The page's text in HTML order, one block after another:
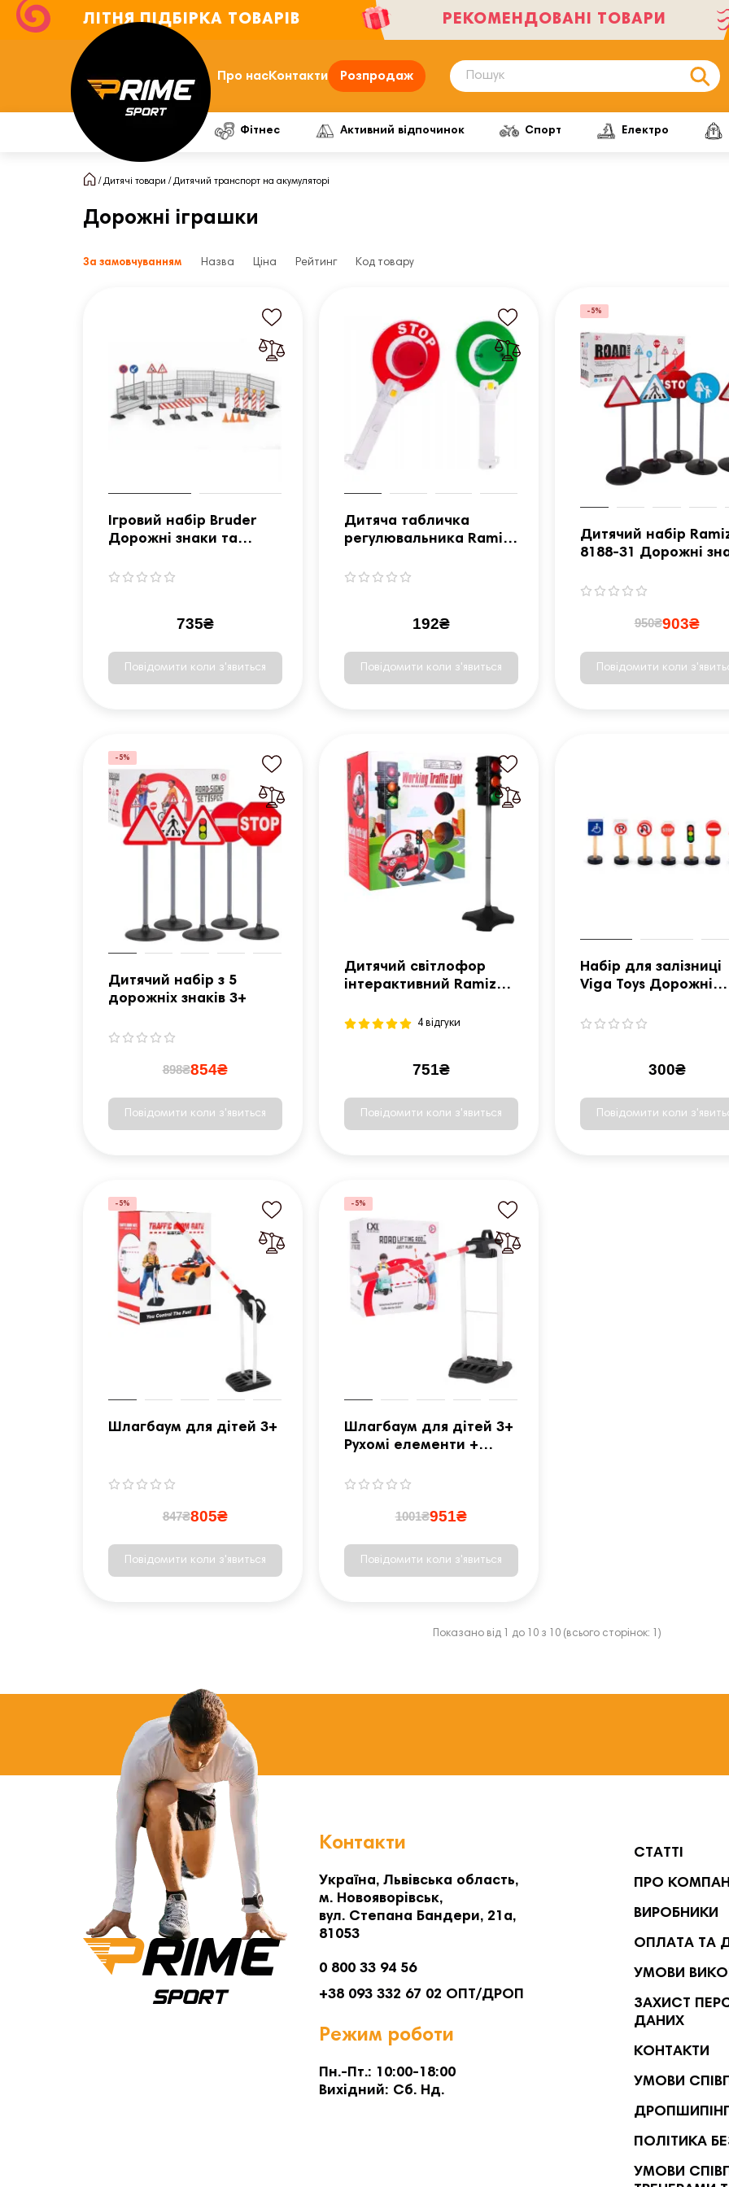
ЛІТНЯ ПІДБІРКА ТОВАРІВ РЕКОМЕНДОВАНІ ТОВАРИ
Про насКонтакти Розпродаж
Фітнес Активний відпочинок Спорт Електро
Дитячі товари Дитячий транспорт на акумуляторі
Дорожні іграшки
За замовчуванням Назва Ціна Рейтинг Код товару
Ігровий набір Bruder
Дорожні знаки та
735₴
Повідомити коли з'явиться
Дитяча табличка
регулювальника Ramiz
192₴
Повідомити коли з'явиться
-5%
Дитячий набір
8188-31 Дорожні
950₴903₴
Повідомити коли
-5%
Дитячий набір з 5
дорожніх знаків 3+
898₴854₴
Повідомити коли з'явиться
Дитячий світлофор
інтерактивний Ramiz
4 відгуки
751₴
Повідомити коли з'явиться
Набір для залізниці
Viga Toys Дорожні
300₴
Повідомити коли
-5%
Шлагбаум для дітей 3+
847₴805₴
Повідомити коли з'явиться
-5%
Шлагбаум для дітей 3+
Рухомі елементи +
1001₴951₴
Повідомити коли з'явиться
Показано від 1 до 10 з 10 (всього сторінок: 1)
Контакти
Україна, Львівська область,
м. Новояворівськ,
вул. Степана Бандери, 21а,
81053
0 800 33 94 56
+38 093 332 67 02 ОПТ/ДРОП
Режим роботи
Пн.-Пт.: 10:00-18:00
Вихідний: Сб. Нд.
СТАТТІ
ПРО
ВИРОБНИКИ
ОПЛАТА ТА
УМОВИ
ЗАХИСТ
ДАНИХ
КОНТАКТИ
УМОВИ
ПОЛІТИКА
УМОВИ